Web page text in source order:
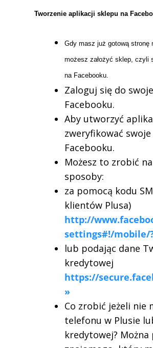
Tworzenie aplikacji sklepu na
Gdy masz już gotową stronę
możesz założyć sklep, czyli
na Facebooku.
Zaloguj się do
Facebooku.
Aby utworzyć
zweryfikować
Facebooku.
Możesz to zrobić
sposoby:
za pomocą kodu
klientów Plusa)
http://
settings#!/mobile/
lub podając dane
kredytowej
https://
»
Co zrobić jeżeli nie
telefonu w Plusie
kredytowej?